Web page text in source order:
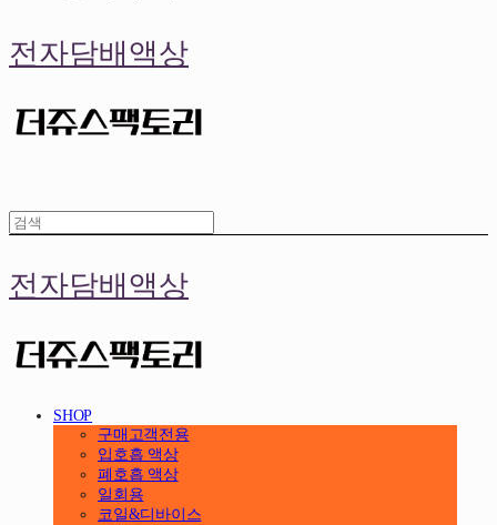
전자담배액상
전자담배액상
SHOP
구매고객전용
입호흡 액상
폐호흡 액상
일회용
코일&디바이스